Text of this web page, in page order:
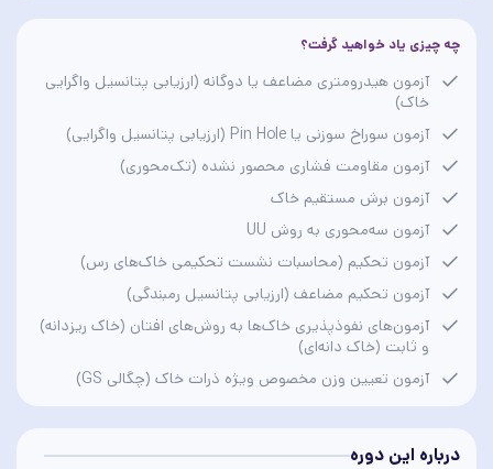
چه چیزی یاد خواهید گرفت؟
آزمون هیدرومتری مضاعف یا دوگانه (ارزیابی پتانسیل واگرایی
خاک)
آزمون سوراخ سوزنی یا Pin Hole (ارزیابی پتانسیل واگرایی)
آزمون مقاومت فشاری محصور نشده (تک‌محوری)
آزمون برش مستقیم خاک
آزمون سه‌محوری به روش UU
آزمون تحکیم (محاسبات نشست تحکیمی خاک‌های رس)
آزمون تحکیم مضاعف (ارزیابی پتانسیل رمبندگی)
آزمون‌های نفوذپذیری خاک‌ها به روش‌های افتان (خاک ریزدانه)
و ثابت (خاک دانه‌ای)
آزمون تعیین وزن مخصوص ویژه ذرات خاک (چگالی GS)
درباره این دوره